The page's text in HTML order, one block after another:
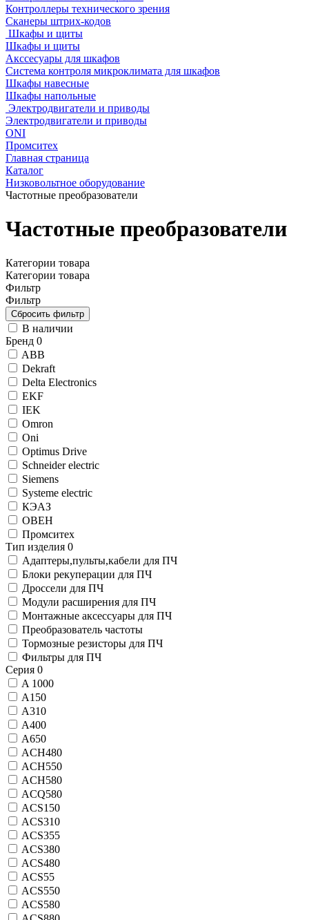
Контроллеры технического зрения
Сканеры штрих-кодов
Шкафы и щиты
Шкафы и щиты
Акссесуары для шкафов
Система контроля микроклимата для шкафов
Шкафы навесные
Шкафы напольные
Электродвигатели и приводы
Электродвигатели и приводы
ONI
Промситех
Главная страница
Каталог
Низковольтное оборудование
Частотные преобразователи
Частотные преобразователи
Категории товара
Категории товара
Фильтр
Фильтр
В наличии
Бренд 0
ABB
Dekraft
Delta Electronics
EKF
IEK
Omron
Oni
Optimus Drive
Schneider electric
Siemens
Systeme electric
КЭАЗ
ОВЕН
Промситех
Тип изделия 0
Адаптеры,пульты,кабели для ПЧ
Блоки рекуперации для ПЧ
Дроссели для ПЧ
Модули расширения для ПЧ
Монтажные аксессуары для ПЧ
Преобразователь частоты
Тормозные резисторы для ПЧ
Фильтры для ПЧ
Серия 0
A 1000
A150
A310
A400
A650
ACH480
ACH550
ACH580
ACQ580
ACS150
ACS310
ACS355
ACS380
ACS480
ACS55
ACS550
ACS580